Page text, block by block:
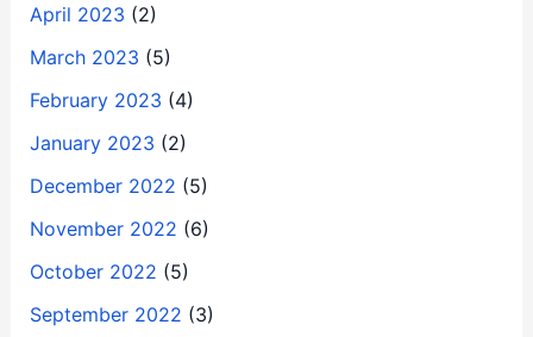
April 2023 (2)
March 2023 (5)
February 2023 (4)
January 2023 (2)
December 2022 (5)
November 2022 (6)
October 2022 (5)
September 2022 (3)